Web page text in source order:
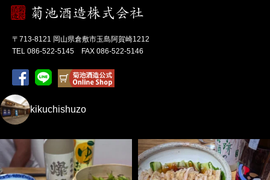
〒713-8121 岡山県倉敷市玉島阿賀崎1212
TEL 086-522-5145 FAX 086-522-5146
kikuchishuzo